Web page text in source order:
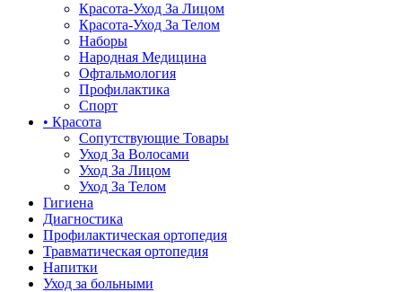
Красота-Уход За Лицом
Красота-Уход За Телом
Наборы
Народная Медицина
Офтальмология
Профилактика
Спорт
• Красота
Сопутствующие Товары
Уход За Волосами
Уход За Лицом
Уход За Телом
Гигиена
Диагностика
Профилактическая ортопедия
Травматическая ортопедия
Напитки
Уход за больными